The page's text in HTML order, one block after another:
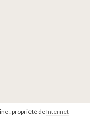
: propriété de Internet